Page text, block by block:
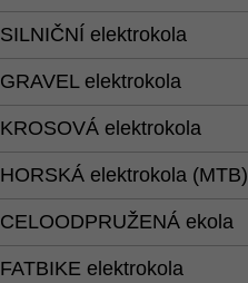
SILNIČNÍ elektrokola
GRAVEL elektrokola
KROSOVÁ elektrokola
HORSKÁ elektrokola (MTB)
CELOODPRUŽENÁ ekola
FATBIKE elektrokola